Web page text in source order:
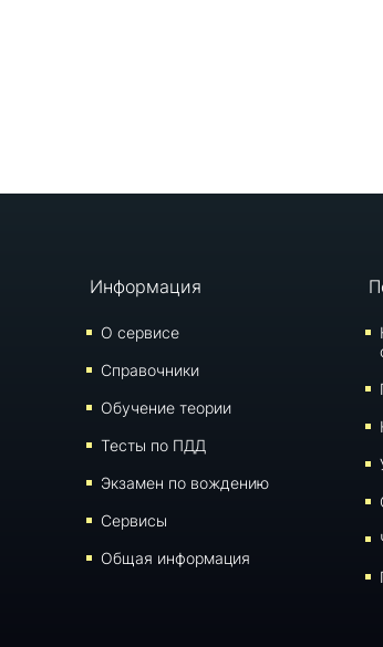
Информация
О сервисе
Справочники
Обучение теории
Тесты по ПДД
Экзамен по вождению
Сервисы
Общая информация